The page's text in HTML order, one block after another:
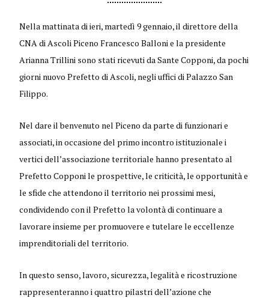
Nella mattinata di ieri, martedì 9 gennaio, il direttore della
CNA di Ascoli Piceno Francesco Balloni e la presidente
Arianna Trillini sono stati ricevuti da Sante Copponi, da pochi
giorni nuovo Prefetto di Ascoli, negli uffici di Palazzo San
Filippo.
Nel dare il benvenuto nel Piceno da parte di funzionari e
associati, in occasione del primo incontro istituzionale i
vertici dell’associazione territoriale hanno presentato al
Prefetto Copponi le prospettive, le criticità, le opportunità e
le sfide che attendono il territorio nei prossimi mesi,
condividendo con il Prefetto la volontà di continuare a
lavorare insieme per promuovere e tutelare le eccellenze
imprenditoriali del territorio.
In questo senso, lavoro, sicurezza, legalità e ricostruzione
rappresenteranno i quattro pilastri dell’azione che